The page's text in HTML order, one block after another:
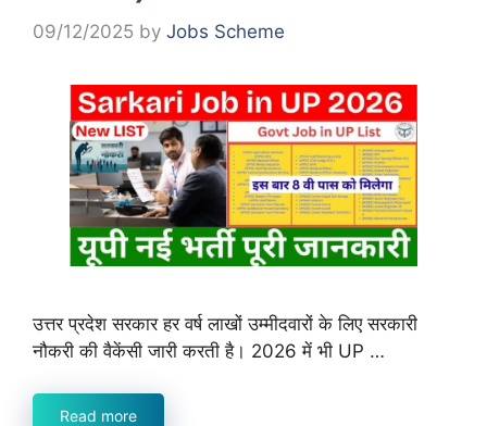
09/12/2025 by Jobs Scheme
उत्तर प्रदेश सरकार हर वर्ष लाखों उम्मीदवारों के लिए सरकारी
नौकरी की वैकेंसी जारी करती है। 2026 में भी UP …
Read more